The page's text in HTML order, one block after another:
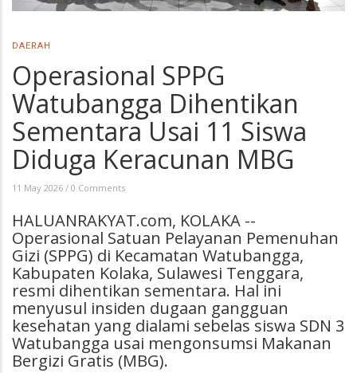
DAERAH
Operasional SPPG
Watubangga Dihentikan
Sementara Usai 11 Siswa
Diduga Keracunan MBG
11 May 2026 / 0 Comments
HALUANRAKYAT.com, KOLAKA --
Operasional Satuan Pelayanan Pemenuhan
Gizi (SPPG) di Kecamatan Watubangga,
Kabupaten Kolaka, Sulawesi Tenggara,
resmi dihentikan sementara. Hal ini
menyusul insiden dugaan gangguan
kesehatan yang dialami sebelas siswa SDN 3
Watubangga usai mengonsumsi Makanan
Bergizi Gratis (MBG).